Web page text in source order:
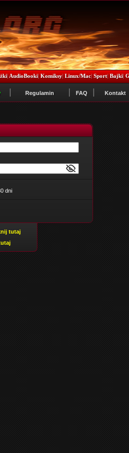
|AudioBooki|Komiksy|Linux/Mac|Sport|Bajki|
Regulamin FAQ Kontakt
dni
tutaj